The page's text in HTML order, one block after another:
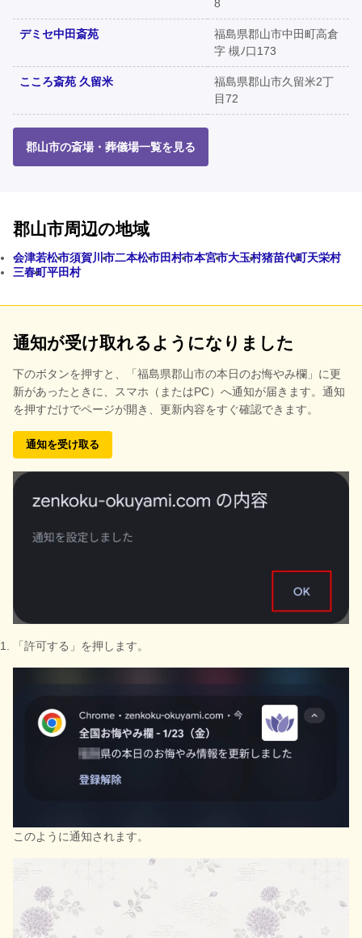
8
デミセ中田斎苑
福島県郡山市中田町高倉
字 槻ﾉ口173
こころ斎苑 久留米
福島県郡山市久留米2丁
目72
郡山市の斎場・葬儀場一覧を見る
郡山市周辺の地域
会津若松市須賀川市二本松市田村市本宮市大玉村猪苗代町天栄村
三春町平田村
通知が受け取れるようになりました
下のボタンを押すと、
「福島県郡山市の本日のお悔やみ欄」に更
新があったときに、スマホ（またはPC）へ通知が届きます。通知
を押すだけでページが開き、更新内容をすぐ確認できます。
通知を受け取る
「許可する」を押します。
このように通知されます。